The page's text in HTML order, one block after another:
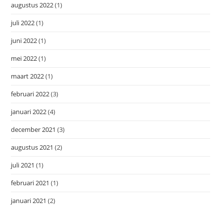
augustus 2022(1)
juli 2022(1)
juni 2022(1)
mei 2022(1)
maart 2022(1)
februari 2022(3)
januari 2022(4)
december 2021 (3)
augustus 2021 (2)
juli 2021 (1)
februari 2021 (1)
januari 2021 (2)